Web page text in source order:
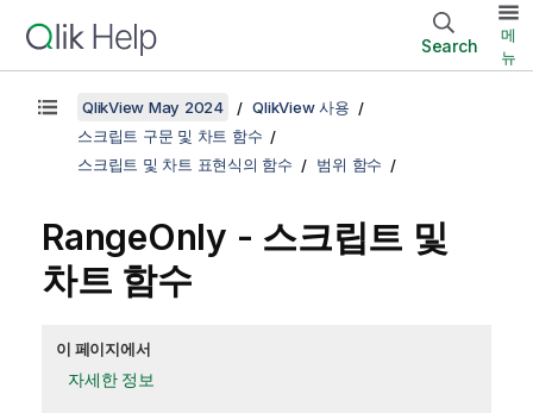
Search
메
뉴
QlikView May 2024
QlikView 사용
스크립트 구문 및 차트 함수
스크립트 및 차트 표현식의 함수
범위 함수
RangeOnly - 스크립트 및
차트 함수
이 페이지에서
자세한 정보